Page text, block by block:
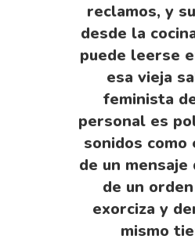
reclamos, y
desde la
puede leerse
esa vieja
feminista
personal es
sonidos como
de un
de un
exorciza y
mismo